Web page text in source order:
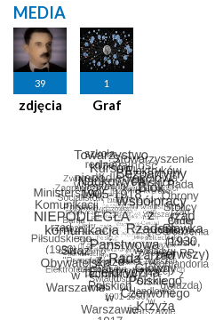
MEDIA
39
zdjęcia
1
Graf